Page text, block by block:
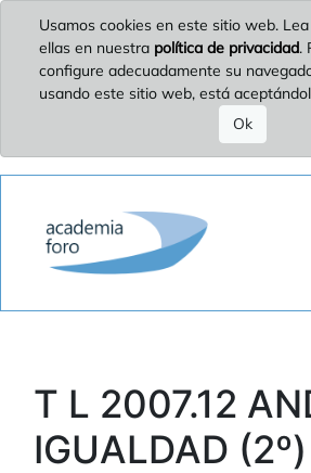
Usamos cookies en este sitio web.
ellas en nuestra política de privacidad.
configure adecuadamente su
usando este sitio web, está
Ok
T L 2007.12
IGUALDAD (2º)